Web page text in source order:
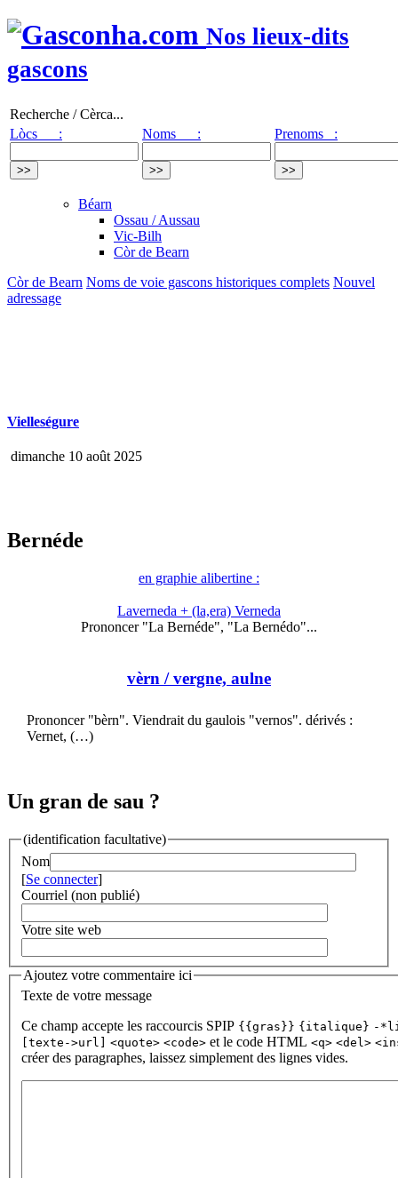
Nos lieux-dits
gascons
Recherche / Cèrca...
Lòcs :
Noms : Prenoms :
Béarn
Ossau / Aussau
Vic-Bilh
Còr de Bearn
Còr de Bearn Noms de voie gascons historiques complets Nouvel
adressage
Vielleségure
dimanche 10 août 2025
Bernéde
en graphie alibertine :
Laverneda + (la,era) Verneda
Prononcer "La Bernéde", "La Bernédo"...
vèrn / vergne, aulne
Prononcer "bèrn". Viendrait du gaulois "vernos". dérivés :
Vernet, (…)
Un gran de sau ?
(identification facultative)
Nom
[Se connecter]
Courriel (non publié)
Votre site web
Ajoutez votre commentaire ici
Texte de votre message
Ce champ accepte les raccourcis SPIP {{gras}} {italique} -
[texte->url]
<quote> <code> et le code HTML <q> <del>
créer des paragraphes, laissez simplement des lignes vides.